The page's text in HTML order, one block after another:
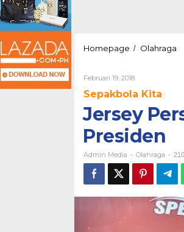
Homepage / Olahraga
Februari 19, 2018Oleh
Media
Sepakbola Kita
Jersey
Presiden
Admin Media - Olahraga -